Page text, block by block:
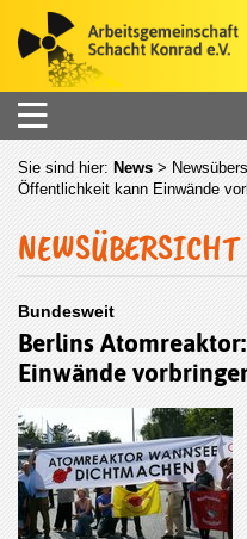
Sie sind hier: News >
Öffentlichkeit kann Einwände
NEWSÜBERSICHT
Bundesweit
Berlins
Einwände